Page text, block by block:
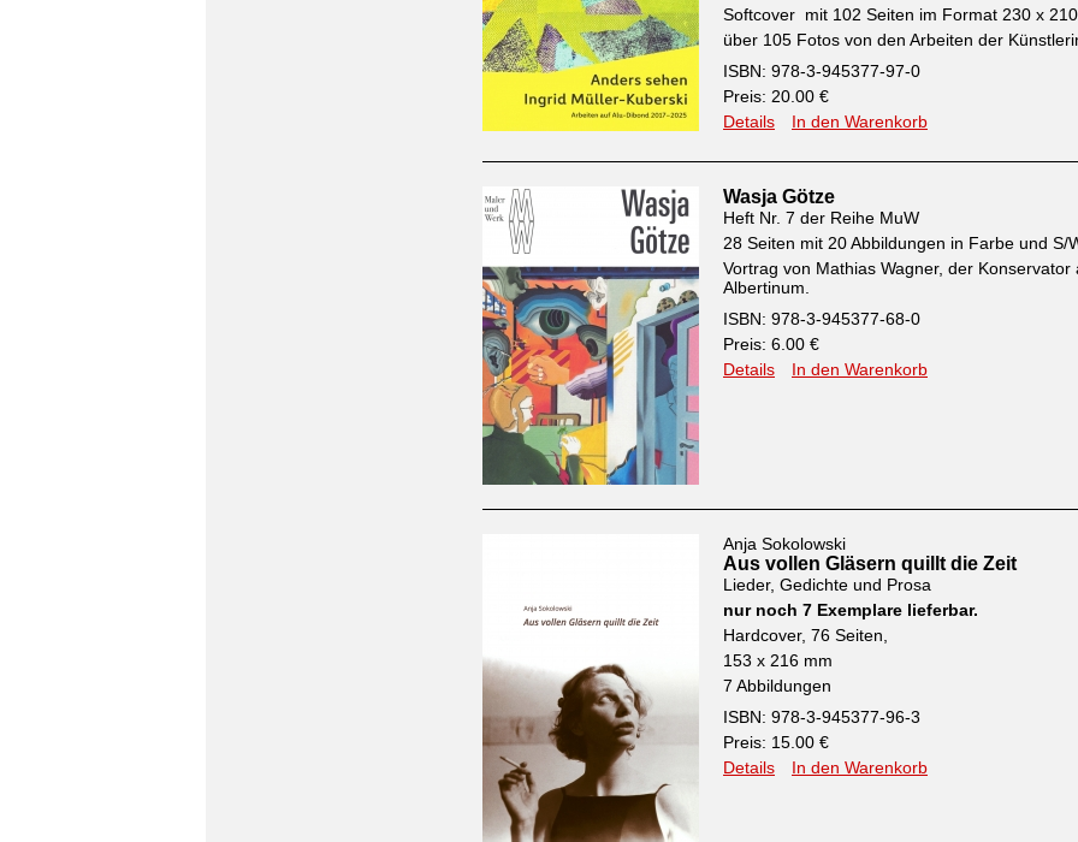
Softcover mit 102 Seiten im Format 230 x
über 105 Fotos von den Arbeiten der
ISBN: 978-3-945377-97-0
Preis: 20.00 €
Details
In den Warenkorb
Wasja Götze
Heft Nr. 7 der Reihe MuW
28 Seiten mit 20 Abbildungen in Farbe und S/
Vortrag von Mathias Wagner, der Konservator
Albertinum.
ISBN: 978-3-945377-68-0
Preis: 6.00 €
Details
In den Warenkorb
Anja Sokolowski
Aus vollen Gläsern quillt die Zeit
Lieder, Gedichte und Prosa
nur noch 7 Exemplare lieferbar.
Hardcover, 76 Seiten,
153 x 216 mm
7 Abbildungen
ISBN: 978-3-945377-96-3
Preis: 15.00 €
Details
In den Warenkorb